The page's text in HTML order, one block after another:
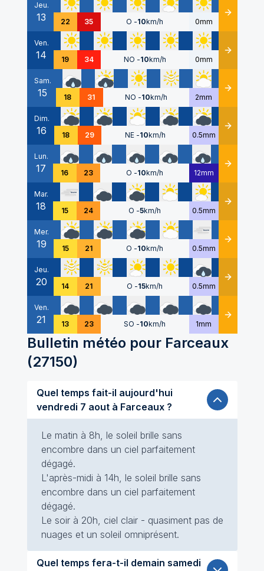
Jeu.
13 22 35 O -10km/h 0mm Détails
Ven.
14 19 34 NO -10km/h 0mm Détails
Sam.
15 18 31 NO -10km/h 2mm Détails
Dim.
16 18 29 NE -10km/h 0.5mm Détails
Lun.
17 16 23 O -10km/h 12mm Détails
Mar.
18 15 24 O -5km/h 0.5mm Détails
Mer.
19 15 21 O -10km/h 0.5mm Détails
Jeu.
20 14 21 O -15km/h 0.5mm Détails
Ven.
21 13 23 SO -10km/h 1mm Détails
Bulletin météo pour Farceaux
(27150)
Quel temps fait-il aujourd'hui
vendredi 7 aout à Farceaux ?
Le matin à 8h, le soleil brille sans
encombre dans un ciel parfaitement
dégagé.
L'après-midi à 14h, le soleil brille sans
encombre dans un ciel parfaitement
dégagé.
Le soir à 20h, ciel clair - quasiment pas de
nuages et un soleil omniprésent.
Quel temps fera-t-il demain samedi